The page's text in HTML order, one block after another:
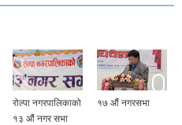
रोल्पा नगरपालिकाको
१३ औं नगर सभा
१७ औं नगरसभा